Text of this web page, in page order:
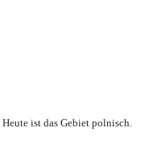
ist das Gebiet polnisch.